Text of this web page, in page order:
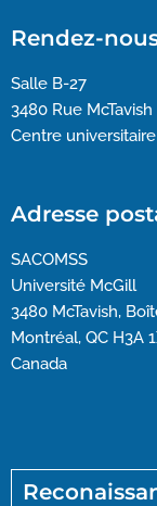
Rendez-
Salle B-27
3480 Rue McTavish
Centre universitaire
Adresse
SACOMSS
Université McGill
3480 McTavish,
Montréal, QC H3A
Canada